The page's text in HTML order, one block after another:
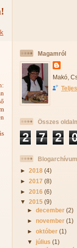
Magamról
Makó,
Összes
2 7 2
Blogarchívum
► 2018 (4)
► 2017 (8)
► 2016 (6)
▼ 2015 (9)
►december(2)
►november(1)
►október(1)
▼ július(1)